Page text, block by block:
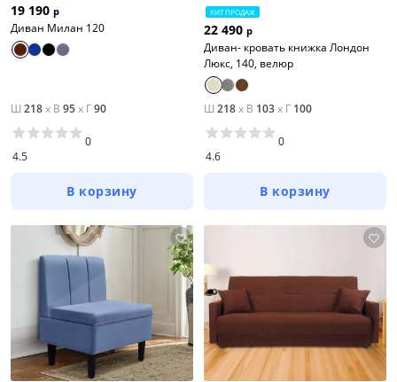
19 190 р
Диван Милан 120
Ш 218x В 95x Г90
4.5
0
В корзину
ХИТ ПРОДАЖ
22 490 р
Диван- кровать книжка Лондон
Люкс, 140, велюр
Ш 218x В 103x Г 100
4.6
0
В корзину